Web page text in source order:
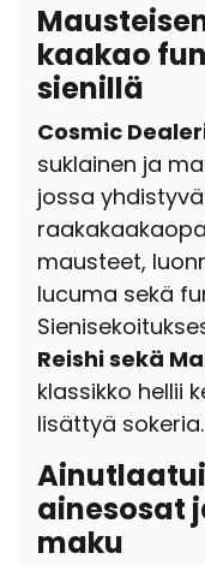
kaakao
sienillä
Cosmic
suklainen ja
jossa
mausteet,
lucuma sekä
Reishi sekä
klassikko hellii
lisättyä sokeria.
ainesosat
maku